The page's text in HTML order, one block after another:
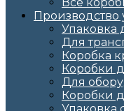
Производство
Упаковка
Для
Коробка
Коробки
Для
Коробки